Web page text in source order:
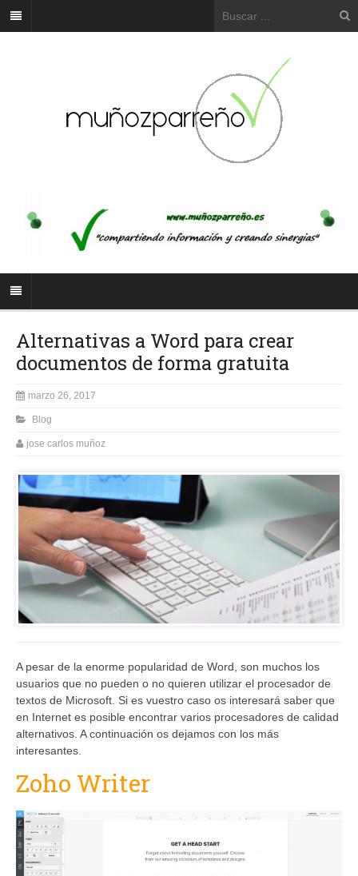
Alternativas a Word para crear
documentos de forma gratuita
marzo 26, 2017
Blog
jose carlos muñoz
A pesar de la enorme popularidad de Word, son muchos los
usuarios que no pueden o no quieren utilizar el procesador de
textos de Microsoft. Si es vuestro caso os interesará saber que
en Internet es posible encontrar varios procesadores de calidad
alternativos. A continuación os dejamos con los más
interesantes.
Zoho Writer